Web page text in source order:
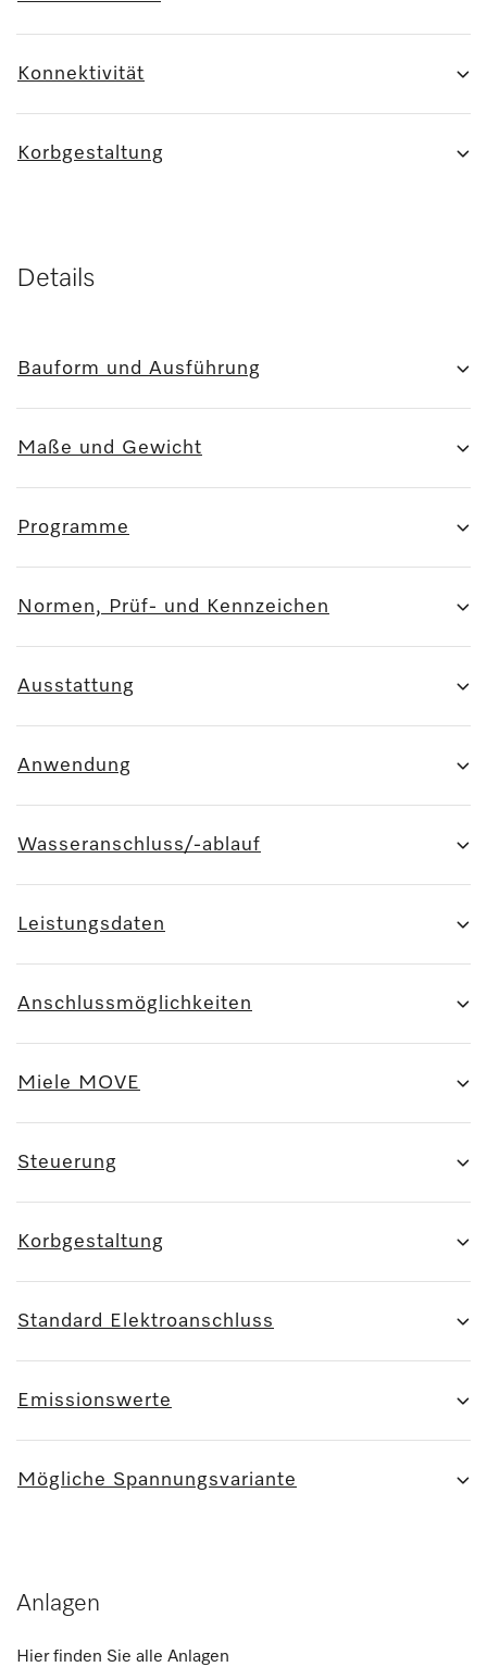
Konnektivität
Korbgestaltung
Details
Bauform und Ausführung
Maße und Gewicht
Programme
Normen, Prüf- und Kennzeichen
Ausstattung
Anwendung
Wasseranschluss/-ablauf
Leistungsdaten
Anschlussmöglichkeiten
Miele MOVE
Steuerung
Korbgestaltung
Standard Elektroanschluss
Emissionswerte
Mögliche Spannungsvariante
Anlagen
Hier finden Sie alle Anlagen